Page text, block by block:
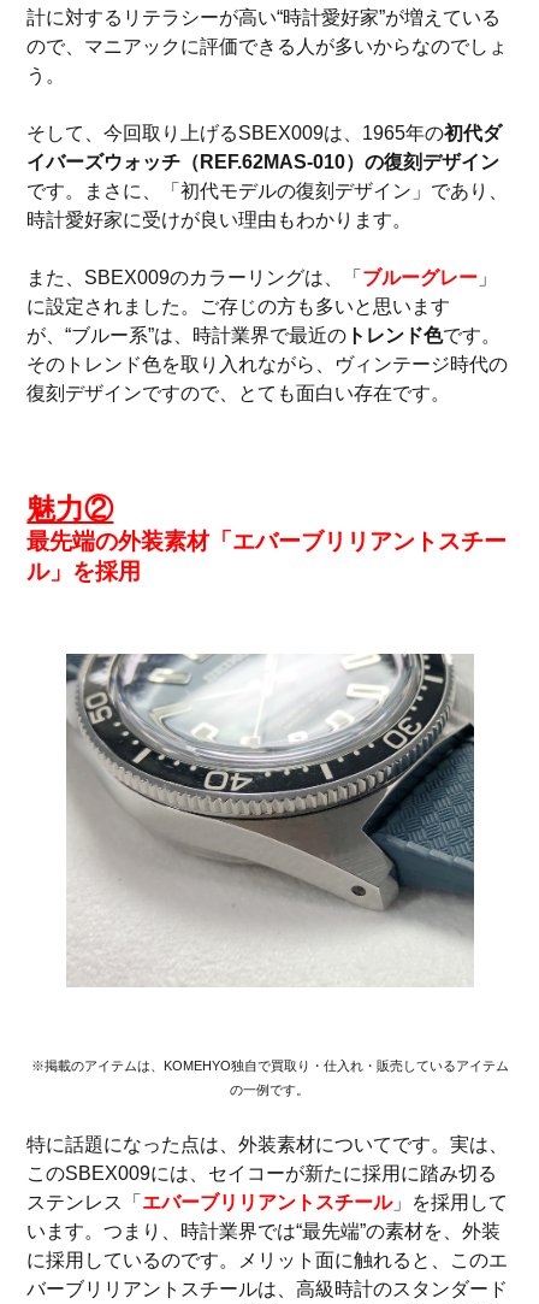
計に対するリテラシーが高い“時計愛好家”が増えている
ので、マニアックに評価できる人が多いからなのでしょ
う。
そして、今回取り上げるSBEX009は、1965年の初代ダ
イバーズウォッチ（REF.62MAS-010）の復刻デザイン
です。まさに、「初代モデルの復刻デザイン」であり、
時計愛好家に受けが良い理由もわかります。
また、SBEX009のカラーリングは、「 ブルーグレー 」
に設定されました。ご存じの方も多いと思います
が、“ブルー系”は、時計業界で最近の トレンド色です。
そのトレンド色を取り入れながら、ヴィンテージ時代の
復刻デザインですので、とても面白い存在です。
魅力②
最先端の外装素材「エバーブリリアントスチー
ル」を採用
※掲載のアイテムは、KOMEHYO独自で買取り・仕入れ・販売しているアイテム
の一例です。
特に話題になった点は、外装素材についてです。実は、
このSBEX009には、セイコーが新たに採用に踏み切る
ステンレス「 エバーブリリアントスチール」を採用して
います。つまり、時計業界では“最先端”の素材を、外装
に採用しているのです。メリット面に触れると、このエ
バーブリリアントスチールは、高級時計のスタンダード